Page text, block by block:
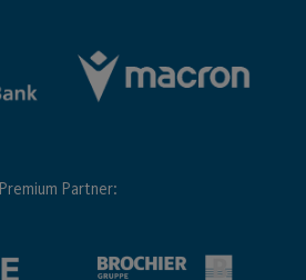
Premium Partner: